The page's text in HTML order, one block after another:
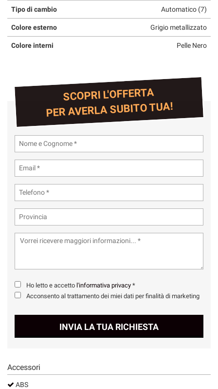
Tipo di cambio Automatico (7)
Colore esterno Grigio metallizzato
Colore interni Pelle Nero
SCOPRI L'OFFERTA
PER AVERLA SUBITO TUA!
Ho letto e accetto l'informativa privacy *
Acconsento al trattamento dei miei dati per finalità di marketing
INVIA LA TUA RICHIESTA
Accessori
ABS